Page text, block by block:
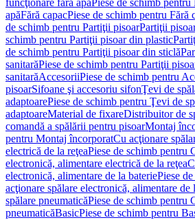
funcţionare fără apăPiese de schimb
apăFără capacPiese de schimb pentru Fără
de schimb pentru Partiţii pisoarPartiţii
schimb pentru Partiţii pisoar din plastic
de schimb pentru Partiţii pisoar din sticlă
sanitarăPiese de schimb pentru Partiţii
sanitarăAccesoriiPiese de schimb pentru
pisoarSifoane şi accesoriu sifonŢevi de
adaptoarePiese de schimb pentru Ţevi de
adaptoareMaterial de fixareDistribuitor de
comandă a spălării pentru pisoarMontaj
pentru Montaj încorporatCu acţionare
electrică de la reţeaPiese de schimb pentru
electronică, alimentare electrică de la reţea
electronică, alimentare de la bateriePiese
acţionare spălare electronică, alimentare de
spălare pneumaticăPiese de schimb pentru
pneumaticăBasicPiese de schimb pentru